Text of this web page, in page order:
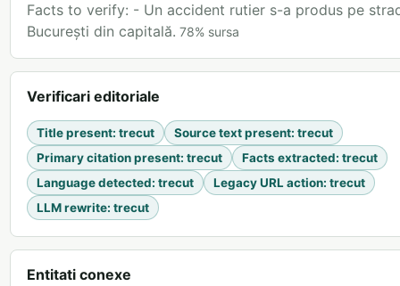
Facts to verify: - Un accident rutier s-a produs pe
București din capitală. 78% sursa
Verificari editoriale
Title present: trecut Source text present: trecut
Primary citation present: trecut Facts extracted: trecut
Language detected: trecut Legacy URL action: trecut
LLM rewrite: trecut
Entitati conexe